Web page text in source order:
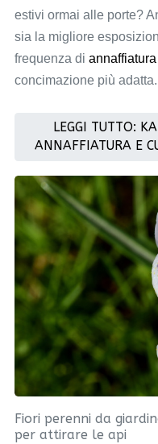
estivi ormai alle porte?
sia la migliore
frequenza di annaffiatura
concimazione più adatta.
LEGGI TUTTO:
ANNAFFIATURA E
Fiori perenni da
per attirare le api